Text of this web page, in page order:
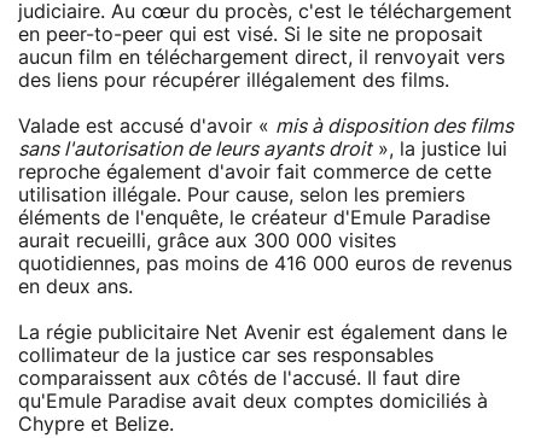
judiciaire. Au cœur du procès, c'est le téléchargement
en peer-to-peer qui est visé. Si le site ne proposait
aucun film en téléchargement direct, il renvoyait vers
des liens pour récupérer illégalement des films.
Valade est accusé d'avoir « mis à disposition des films
sans l'autorisation de leurs ayants droit», la justice lui
reproche également d'avoir fait commerce de cette
utilisation illégale. Pour cause, selon les premiers
éléments de l'enquête, le créateur d'Emule Paradise
aurait recueilli, grâce aux 300 000 visites
quotidiennes, pas moins de 416 000 euros de revenus
en deux ans.
La régie publicitaire Net Avenir est également dans le
collimateur de la justice car ses responsables
comparaissent aux côtés de l'accusé. Il faut dire
qu'Emule Paradise avait deux comptes domiciliés à
Chypre et Belize.